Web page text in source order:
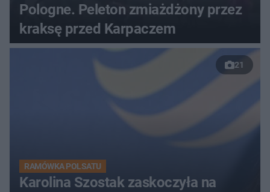
Pologne. Peleton zmiażdżony przez
kraksę przed Karpaczem
21
RAMÓWKA POLSATU
Karolina Szostak zaskoczyła na